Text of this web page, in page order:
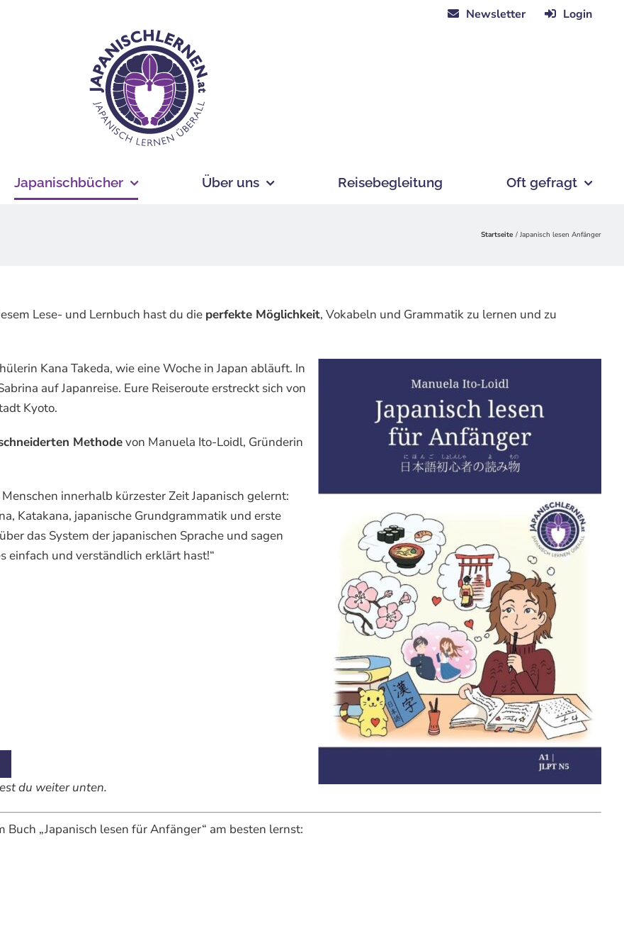
Newsletter Login
Japanischbücher Über uns Reisebegleitung Oft gefragt
Startseite Japanisch lesen Anfänger
Lese- und Lernbuch hast du die perfekte Möglichkeit, Vokabeln und Grammatik zu lernen und zu
Kana Takeda, wie eine Woche in Japan abläuft. In
auf Japanreise. Eure Reiseroute erstreckt sich von
Kyoto.
Methodevon Manuela Ito-Loidl, Gründerin
innerhalb kürzester Zeit Japanisch gelernt:
Katakana, japanische Grundgrammatik und erste
das System der japanischen Sprache und sagen
einfach und verständlich erklärt hast!“
du weiter unten.
„Japanisch lesen für Anfänger“ am besten lernst: